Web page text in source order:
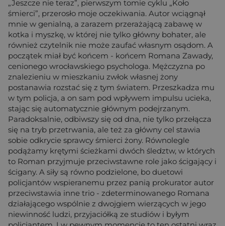
„Jeszcze nie teraz”, pierwszym tomie cyklu „Koło
śmierci”, przerosło moje oczekiwania. Autor wciągnął
mnie w genialną, a zarazem przerażającą zabawę w
kotka i myszkę, w której nie tylko główny bohater, ale
również czytelnik nie może zaufać własnym osądom. A
początek miał być końcem - końcem Romana Zawady,
cenionego wrocławskiego psychologa. Mężczyzna po
znalezieniu w mieszkaniu zwłok własnej żony
postanawia rozstać się z tym światem. Przeszkadza mu
w tym policja, a on sam pod wpływem impulsu ucieka,
stając się automatycznie głównym podejrzanym.
Paradoksalnie, odbiwszy się od dna, nie tylko przełącza
się na tryb przetrwania, ale też za główny cel stawia
sobie odkrycie sprawcy śmierci żony. Równolegle
podążamy krętymi ścieżkami dwóch śledztw, w których
to Roman przyjmuje przeciwstawne role jako ścigający i
ścigany. A siły są równo podzielone, bo duetowi
policjantów wspieranemu przez panią prokurator autor
przeciwstawia inne trio - zdeterminowanego Romana
działającego wspólnie z dwojgiem wierzących w jego
niewinność ludzi, przyjaciółką ze studiów i byłym